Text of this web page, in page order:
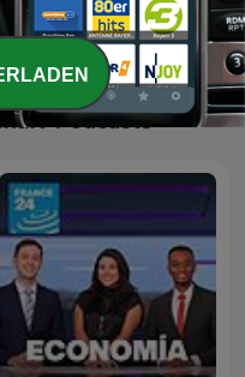
Inside Wirtschaft - Der
Podcast mit Manuel Koch |
Börse und Wirtschaft im
Blick
Podcasts